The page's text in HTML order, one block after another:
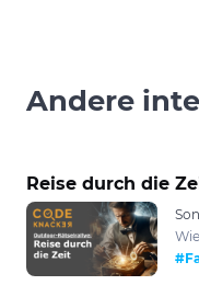
Andere
Reise durch die